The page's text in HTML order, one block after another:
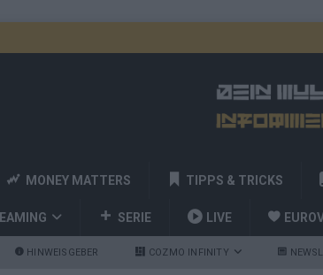
MONEY MATTERS TIPPS & TRICKS
SERIE LIVE
HINWEISGEBER COZMO INFINITY